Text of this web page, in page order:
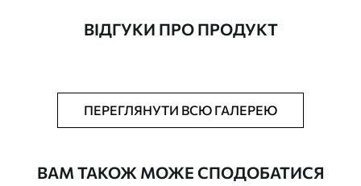
Додатково Можна додати лакове покриття.
ВІДГУКИ ПРО ПРОДУКТ
ПЕРЕГЛЯНУТИ ВСЮ ГАЛЕРЕЮ
ВАМ ТАКОЖ МОЖЕ СПОДОБАТИСЯ